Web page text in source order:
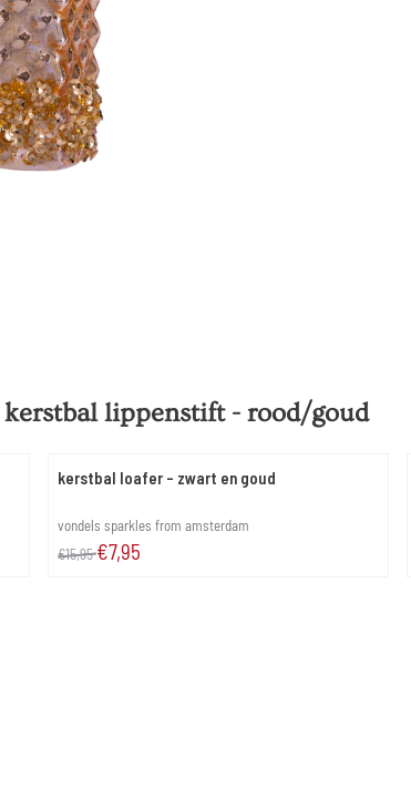
kerstbal lippenstift - rood/goud
kerstbal loafer - zwart en goud
Merk:
vondels sparkles from amsterdam
Van 15,95 voor 7,95
€15,95€7,95